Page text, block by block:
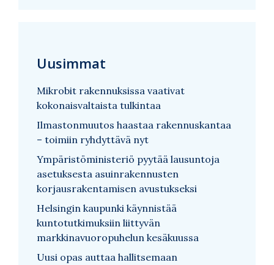
Uusimmat
Mikrobit rakennuksissa vaativat
kokonaisvaltaista tulkintaa
Ilmastonmuutos haastaa rakennuskantaa
– toimiin ryhdyttävä nyt
Ympäristöministeriö pyytää lausuntoja
asetuksesta asuinrakennusten
korjausrakentamisen avustukseksi
Helsingin kaupunki käynnistää
kuntotutkimuksiin liittyvän
markkinavuoropuhelun kesäkuussa
Uusi opas auttaa hallitsemaan